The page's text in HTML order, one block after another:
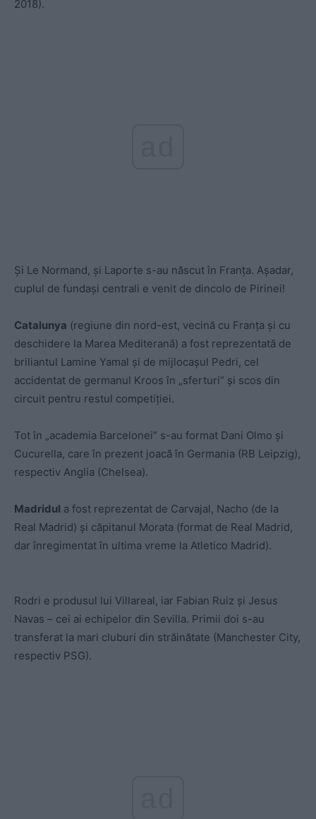
2018).
Și Le Normand, și Laporte s-au născut în Franța. Așadar,
cuplul de fundași centrali e venit de dincolo de Pirinei!
Catalunya (regiune din nord-est, vecină cu Franța și cu
deschidere la Marea Mediterană) a fost reprezentată de
briliantul Lamine Yamal și de mijlocașul Pedri, cel
accidentat de germanul Kroos în „sferturi” și scos din
circuit pentru restul competiției.
Tot în „academia Barcelonei” s-au format Dani Olmo și
Cucurella, care în prezent joacă în Germania (RB Leipzig),
respectiv Anglia (Chelsea).
Madridul a fost reprezentat de Carvajal, Nacho (de la
Real Madrid) și căpitanul Morata (format de Real Madrid,
dar înregimentat în ultima vreme la Atletico Madrid).
Rodri e produsul lui Villareal, iar Fabian Ruiz și Jesus
Navas – cei ai echipelor din Sevilla. Primii doi s-au
transferat la mari cluburi din străinătate (Manchester City,
respectiv PSG).